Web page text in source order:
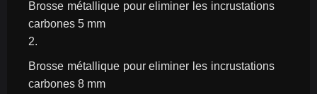
Brosse métallique pour eliminer les incrustations
carbones 5 mm
2.
Brosse métallique pour eliminer les incrustations
carbones 8 mm